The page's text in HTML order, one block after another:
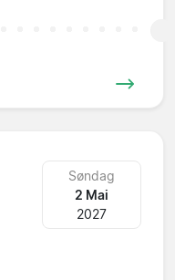
Søndag
2 Mai
2027